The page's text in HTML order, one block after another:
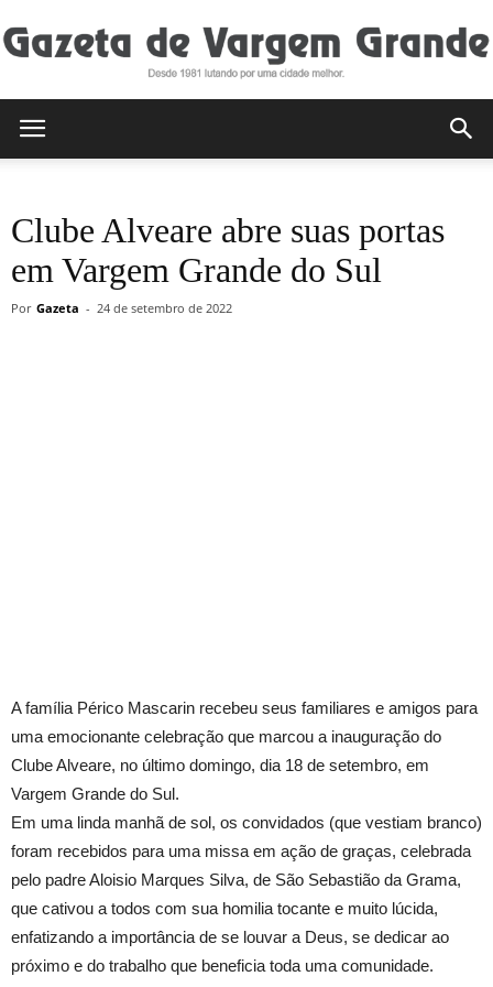
de
Clube Alveare abre suas portas
em Vargem Grande do Sul
Por Gazeta - 24 de setembro de 2022
A família Périco Mascarin recebeu seus familiares e amigos para
uma emocionante celebração que marcou a inauguração do
Clube Alveare, no último domingo, dia 18 de setembro, em
Vargem Grande do Sul.
Em uma linda manhã de sol, os convidados (que vestiam branco)
foram recebidos para uma missa em ação de graças, celebrada
pelo padre Aloisio Marques Silva, de São Sebastião da Grama,
que cativou a todos com sua homilia tocante e muito lúcida,
enfatizando a importância de se louvar a Deus, se dedicar ao
próximo e do trabalho que beneficia toda uma comunidade.